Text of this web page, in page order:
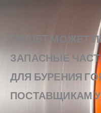
FMRIBT МОЖЕТ
ЗАПАСНЫЕ
ДЛЯ БУРЕНИЯ
ПОСТАВЩИКАМ